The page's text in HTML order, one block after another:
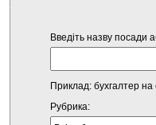
Введіть назву посади
Приклад: бухгалтер на
Рубрика: